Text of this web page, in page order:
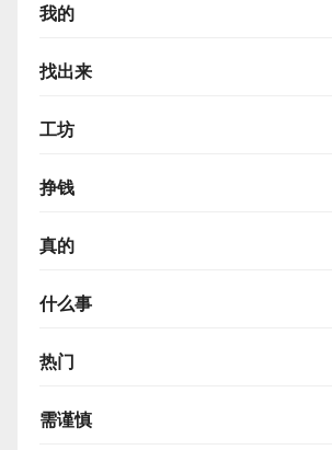
我的
找出来
工坊
挣钱
真的
什么事
热门
需谨慎